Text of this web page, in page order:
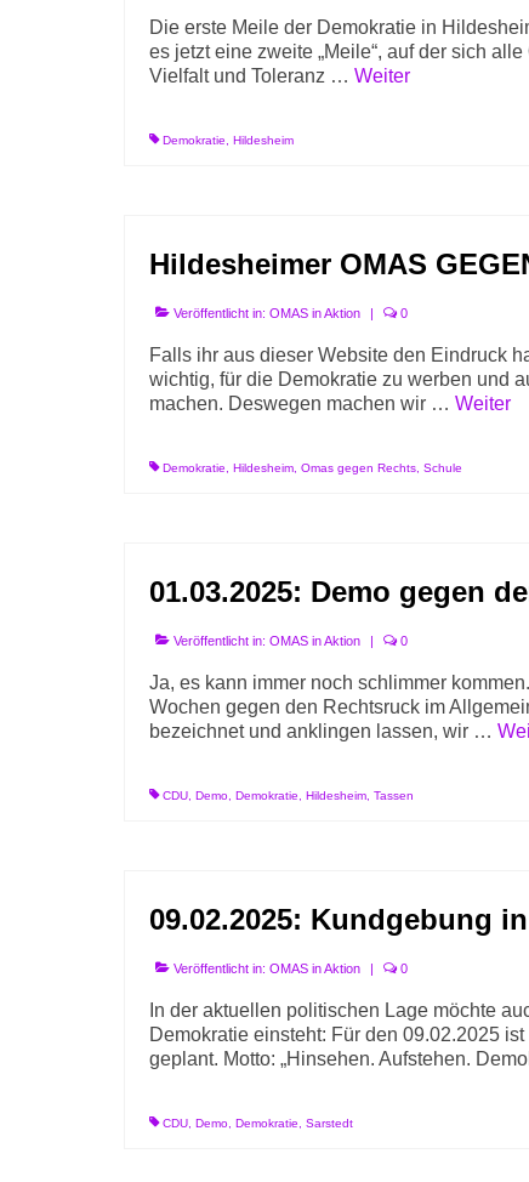
Die erste Meile der Demokratie in
es jetzt eine zweite „Meile“, auf der sich
Vielfalt und Toleranz … Weiter
Demokratie Hildesheim
Hildesheimer OMAS
Veröffentlicht in: OMAS in Aktion | 0
Falls ihr aus dieser Website den Eindruck
wichtig, für die Demokratie zu werben und
machen. Deswegen machen wir … Weiter
Demokratie Hildesheim Omas gegen Rechts Schule
01.03.2025: Demo gegen
Veröffentlicht in: OMAS in Aktion | 0
Ja, es kann immer noch schlimmer
Wochen gegen den Rechtsruck im
bezeichnet und anklingen lassen, wir …
CDU Demo Demokratie Hildesheim Tassen
09.02.2025: Kundgebung
Veröffentlicht in: OMAS in Aktion | 0
In der aktuellen politischen Lage möchte
Demokratie einsteht: Für den 09.02.2025
geplant. Motto: „Hinsehen. Aufstehen.
CDU Demo Demokratie Sarstedt